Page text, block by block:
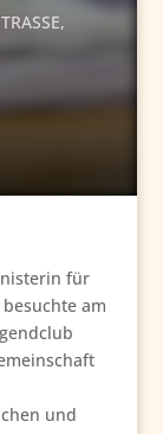
,
für
am
und